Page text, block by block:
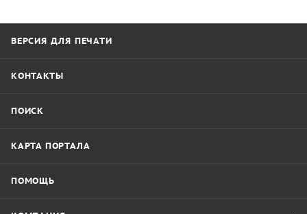
ВЕРСИЯ ДЛЯ ПЕЧАТИ
КОНТАКТЫ
ПОИСК
КАРТА ПОРТАЛА
ПОМОЩЬ